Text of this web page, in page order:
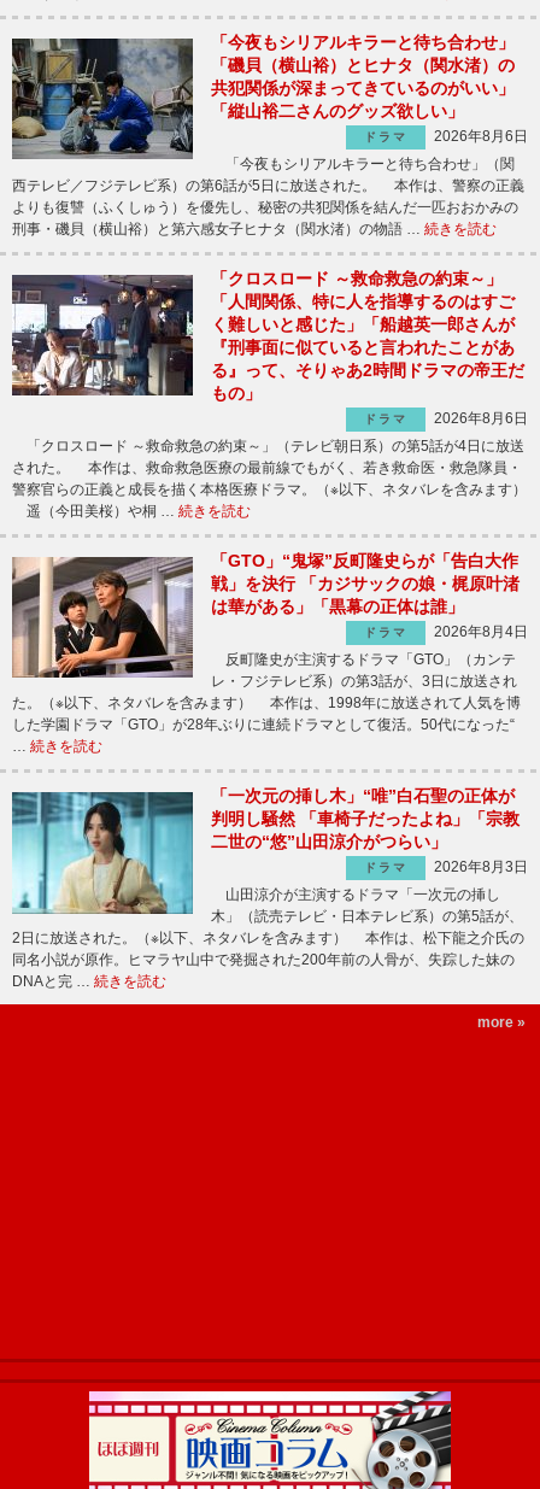
「今夜もシリアルキラーと待ち合わせ」
「磯貝（横山裕）とヒナタ（関水渚）の
共犯関係が深まってきているのがいい」
「縦山裕二さんのグッズ欲しい」
ドラマ
2026年8月6日
「今夜もシリアルキラーと待ち合わせ」（関
西テレビ／フジテレビ系）の第6話が5日に放送された。 本作は、警察の正義
よりも復讐（ふくしゅう）を優先し、秘密の共犯関係を結んだ一匹おおかみの
刑事・磯貝（横山裕）と第六感女子ヒナタ（関水渚）の物語 … 続きを読む
「クロスロード ～救命救急の約束～」
「人間関係、特に人を指導するのはすご
く難しいと感じた」「船越英一郎さんが
『刑事面に似ていると言われたことがあ
る』って、そりゃあ2時間ドラマの帝王だ
もの」
ドラマ
2026年8月6日
「クロスロード ～救命救急の約束～」（テレビ朝日系）の第5話が4日に放送
された。 本作は、救命救急医療の最前線でもがく、若き救命医・救急隊員・
警察官らの正義と成長を描く本格医療ドラマ。（※以下、ネタバレを含みます）
遥（今田美桜）や桐 … 続きを読む
「GTO」“鬼塚”反町隆史らが「告白大作
戦」を決行 「カジサックの娘・梶原叶渚
は華がある」「黒幕の正体は誰」
ドラマ
2026年8月4日
反町隆史が主演するドラマ「GTO」（カンテ
レ・フジテレビ系）の第3話が、3日に放送され
た。（※以下、ネタバレを含みます） 本作は、1998年に放送されて人気を博
した学園ドラマ「GTO」が28年ぶりに連続ドラマとして復活。50代になった“
… 続きを読む
「一次元の挿し木」“唯”白石聖の正体が
判明し騒然 「車椅子だったよね」「宗教
二世の“悠”山田涼介がつらい」
ドラマ
2026年8月3日
山田涼介が主演するドラマ「一次元の挿し
木」（読売テレビ・日本テレビ系）の第5話が、
2日に放送された。（※以下、ネタバレを含みます） 本作は、松下龍之介氏の
同名小説が原作。ヒマラヤ山中で発掘された200年前の人骨が、失踪した妹の
DNAと完 … 続きを読む
more »